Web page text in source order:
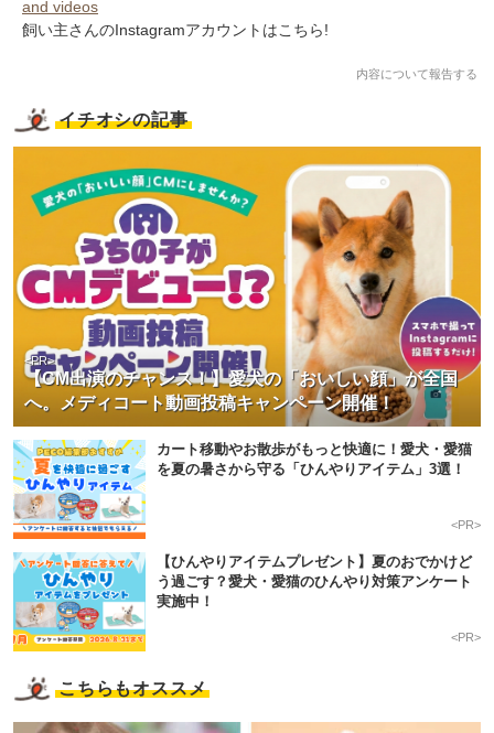
and videos
飼い主さんのInstagramアカウントはこちら!
内容について報告する
イチオシの記事
【CM出演のチャンス！】愛犬の「おいしい顔」が全国
へ。メディコート動画投稿キャンペーン開催！
<PR>
カート移動やお散歩がもっと快適に！愛犬・愛猫
を夏の暑さから守る「ひんやりアイテム」3選！
<PR>
【ひんやりアイテムプレゼント】夏のおでかけど
う過ごす？愛犬・愛猫のひんやり対策アンケート
実施中！
<PR>
こちらもオススメ